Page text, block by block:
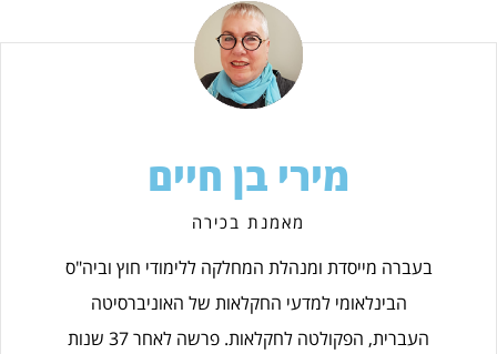
מירי בן חיים
מאמנת בכירה
בעברה מייסדת ומנהלת המחלקה ללימודי חוץ וביה"ס
הבינלאומי למדעי החקלאות של האוניברסיטה
העברית, הפקולטה לחקלאות. פרשה לאחר 37 שנות